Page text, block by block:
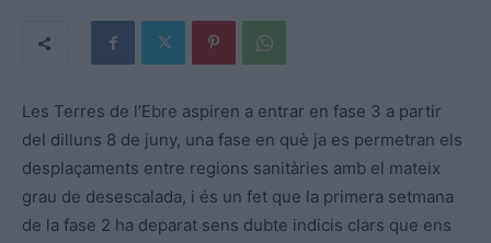
Les Terres de l’Ebre aspiren a entrar en fase 3 a partir
del dilluns 8 de juny, una fase en què ja es permetran els
desplaçaments entre regions sanitàries amb el mateix
grau de desescalada, i és un fet que la primera setmana
de la fase 2 ha deparat sens dubte indicis clars que ens